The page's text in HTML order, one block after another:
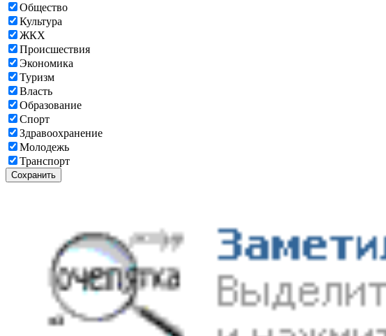
Общество
Культура
ЖКХ
Происшествия
Экономика
Туризм
Власть
Образование
Спорт
Здравоохранение
Молодежь
Транспорт
Сохранить